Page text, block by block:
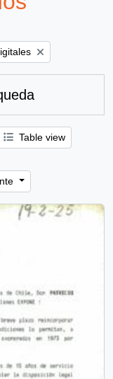
Table view